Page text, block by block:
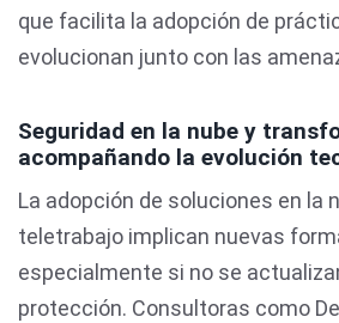
que facilita la adopción de
evolucionan junto con las
Seguridad en la nube y
acompañando la evolución
La adopción de soluciones en la
teletrabajo implican nuevas
especialmente si no se
protección. Consultoras como